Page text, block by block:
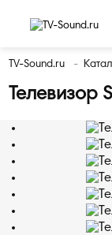
TV-Sound.ru
Телевизор